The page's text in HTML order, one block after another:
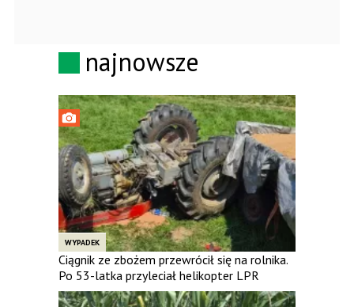
najnowsze
WYPADEK
Ciągnik ze zbożem przewrócił się na rolnika.
Po 53-latka przyleciał helikopter LPR